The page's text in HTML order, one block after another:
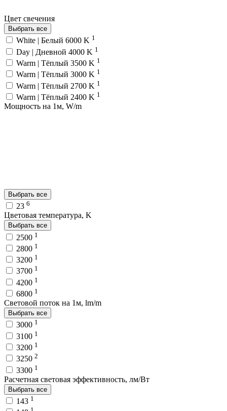
Цвет свечения
Выбрать все
White | Белый 6000 K 1
Day | Дневной 4000 K 1
Warm | Тёплый 3500 K 1
Warm | Тёплый 3000 K 1
Warm | Тёплый 2700 K 1
Warm | Тёплый 2400 K 1
Мощность на 1м, W/m
Выбрать все
23 6
Цветовая температура, K
Выбрать все
2500 1
2800 1
3200 1
3700 1
4200 1
6800 1
Световой поток на 1м, lm/m
Выбрать все
3000 1
3100 1
3200 1
3250 2
3300 1
Расчетная световая эффективность, лм/Вт
Выбрать все
143 1